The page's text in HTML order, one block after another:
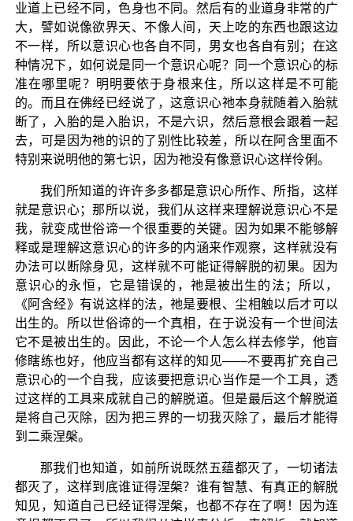
业道上已经不同，色身也不同。然后有的业道身非常的广
大，譬如说像欲界天、不像人间，天上吃的东西也跟这边
不一样，所以意识心也各自不同，男女也各自有别；在这
种情况下，如何说是同一个意识心呢？同一个意识心的标
准在哪里呢？明明要依于身根来住，所以这样是不可能
的。而且在佛经已经说了，这意识心祂本身就随着入胎就
断了，入胎的是入胎识，不是六识，然后意根会跟着一起
去，可是因为祂的识的了别性比较差，所以在阿含里面不
特别来说明他的第七识，因为祂没有像意识心这样伶俐。
我们所知道的许许多多都是意识心所作、所指，这样
就是意识心；那所以说，我们从这样来理解说意识心不是
我，就变成世俗谛一个很重要的关键。因为如果不能够解
释或是理解这意识心的许多的内涵来作观察，这样就没有
办法可以断除身见，这样就不可能证得解脱的初果。因为
意识心的永恒，它是错误的，祂是被出生的法；所以，
《阿含经》有说这样的法，祂是要根、尘相触以后才可以
出生的。所以世俗谛的一个真相，在于说没有一个世间法
它不是被出生的。因此，不论一个人怎么样去修学，他盲
修瞎练也好，他应当都有这样的知见——不要再扩充自己
意识心的一个自我，应该要把意识心当作是一个工具，透
过这样的工具来成就自己的解脱道。但是最后这个解脱道
是将自己灭除，因为把三界的一切我灭除了，最后才能得
到二乘涅槃。
那我们也知道，如前所说既然五蕴都灭了，一切诸法
都灭了，这样到底谁证得涅槃？谁有智慧、有真正的解脱
知见，知道自己已经证得涅槃，也都不存在了啊！因为连